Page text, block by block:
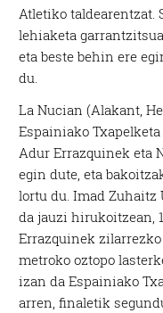
Atletiko taldearentzat.
lehiaketa
eta beste behin ere
du.
La Nucian (Alakant,
Espainiako
Adur Errazquinek eta
egin dute, eta
lortu du. Imad
da jauzi hirukoitzean,
Errazquinek
metroko oztopo
izan da Espainiako
arren, finaletik